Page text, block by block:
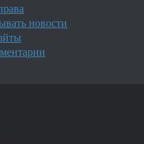
новости